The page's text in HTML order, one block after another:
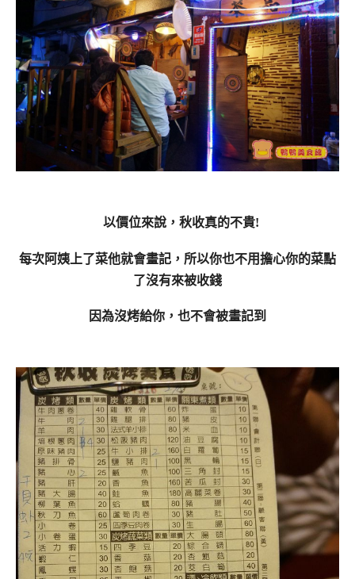
以價位來說，秋收真的不貴!
每次阿姨上了菜他就會畫記，所以你也不用擔心你的菜點
了沒有來被收錢
因為沒烤給你，也不會被畫記到